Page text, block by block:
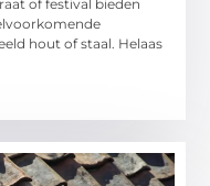
of festival bieden
hout of staal. Helaas